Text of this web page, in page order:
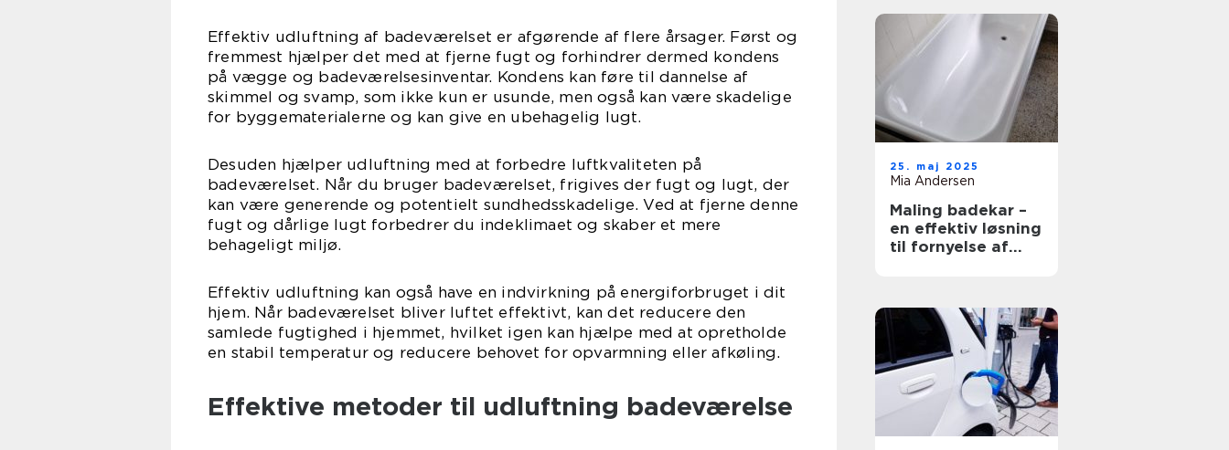
Effektiv udluftning af badeværelset er afgørende af flere årsager. Først og
fremmest hjælper det med at fjerne fugt og forhindrer dermed kondens
på vægge og badeværelsesinventar. Kondens kan føre til dannelse af
skimmel og svamp, som ikke kun er usunde, men også kan være skadelige
for byggematerialerne og kan give en ubehagelig lugt.
Desuden hjælper udluftning med at forbedre luftkvaliteten på
badeværelset. Når du bruger badeværelset, frigives der fugt og lugt, der
kan være generende og potentielt sundhedsskadelige. Ved at fjerne denne
fugt og dårlige lugt forbedrer du indeklimaet og skaber et mere
behageligt miljø.
Effektiv udluftning kan også have en indvirkning på energiforbruget i dit
hjem. Når badeværelset bliver luftet effektivt, kan det reducere den
samlede fugtighed i hjemmet, hvilket igen kan hjælpe med at opretholde
en stabil temperatur og reducere behovet for opvarmning eller afkøling.
Effektive metoder til udluftning badeværelse
25. maj 2025
Mia Andersen
Maling badekar –
en effektiv løsning
til fornyelse af